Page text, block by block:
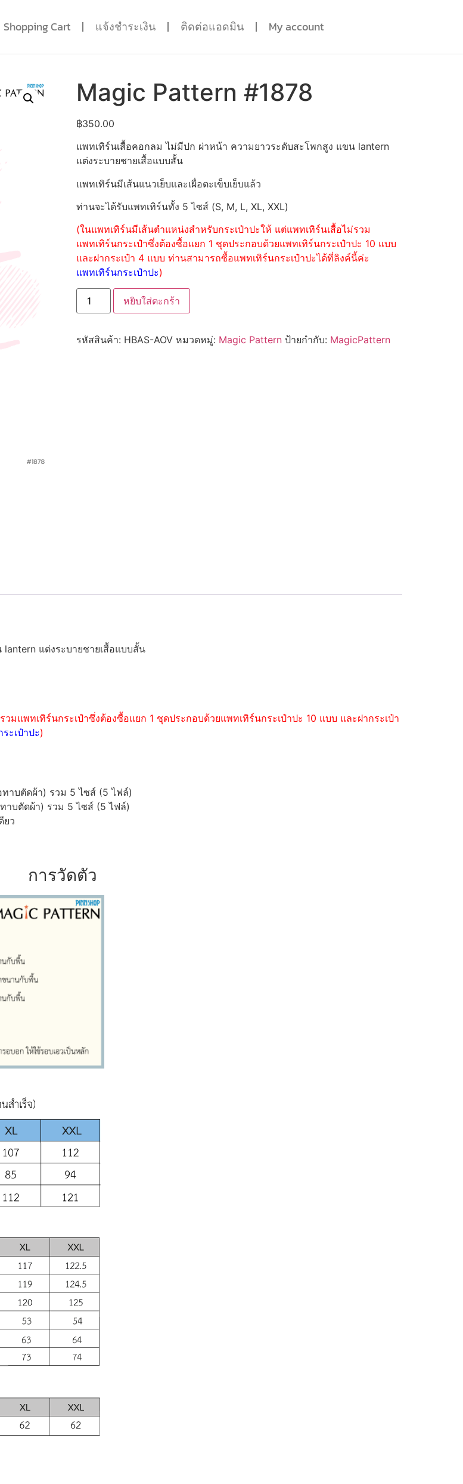
Shopping Cart แจ้งชำระเงิน ติดต่อแอดมิน My account
Magic Pattern #1878
฿350.00
แพทเทิร์นเสื้อคอกลม ไม่มีปก ผ่าหน้า ความยาวระดับสะโพกสูง แขน lantern
แต่งระบายชายเสื้อแบบสั้น
แพทเทิร์นมีเส้นแนวเย็บและเผื่อตะเข็บเย็บแล้ว
ท่านจะได้รับแพทเทิร์นทั้ง 5 ไซส์ (S, M, L, XL, XXL)
(ในแพทเทิร์นมีเส้นตำแหน่งสำหรับกระเป๋าปะให้ แต่แพทเทิร์นเสื้อไม่รวม
แพทเทิร์นกระเป๋าซึ่งต้องซื้อแยก 1 ชุดประกอบด้วยแพทเทิร์นกระเป๋าปะ 10 แบบ
และฝากระเป๋า 4 แบบ ท่านสามารถซื้อแพทเทิร์นกระเป๋าปะได้ที่ลิงค์นี้ค่ะ
แพทเทิร์นกระเป๋าปะ)
หยิบใส่ตะกร้า
รหัสสินค้า: HBAS-AOV หมวดหมู่: Magic Pattern ป้ายกำกับ: MagicPattern
แต่งระบายชายเสื้อแบบสั้น
มแพทเทิร์นกระเป๋าซึ่งต้องซื้อแยก 1 ชุดประกอบด้วยแพทเทิร์นกระเป๋าปะ 10 แบบ และฝากระเป๋า
ะเป๋าปะ)
าบตัดผ้า) รวม 5 ไซส์ (5 ไฟล์)
าบตัดผ้า) รวม 5 ไซส์ (5 ไฟล์)
ยว
การวัดตัว